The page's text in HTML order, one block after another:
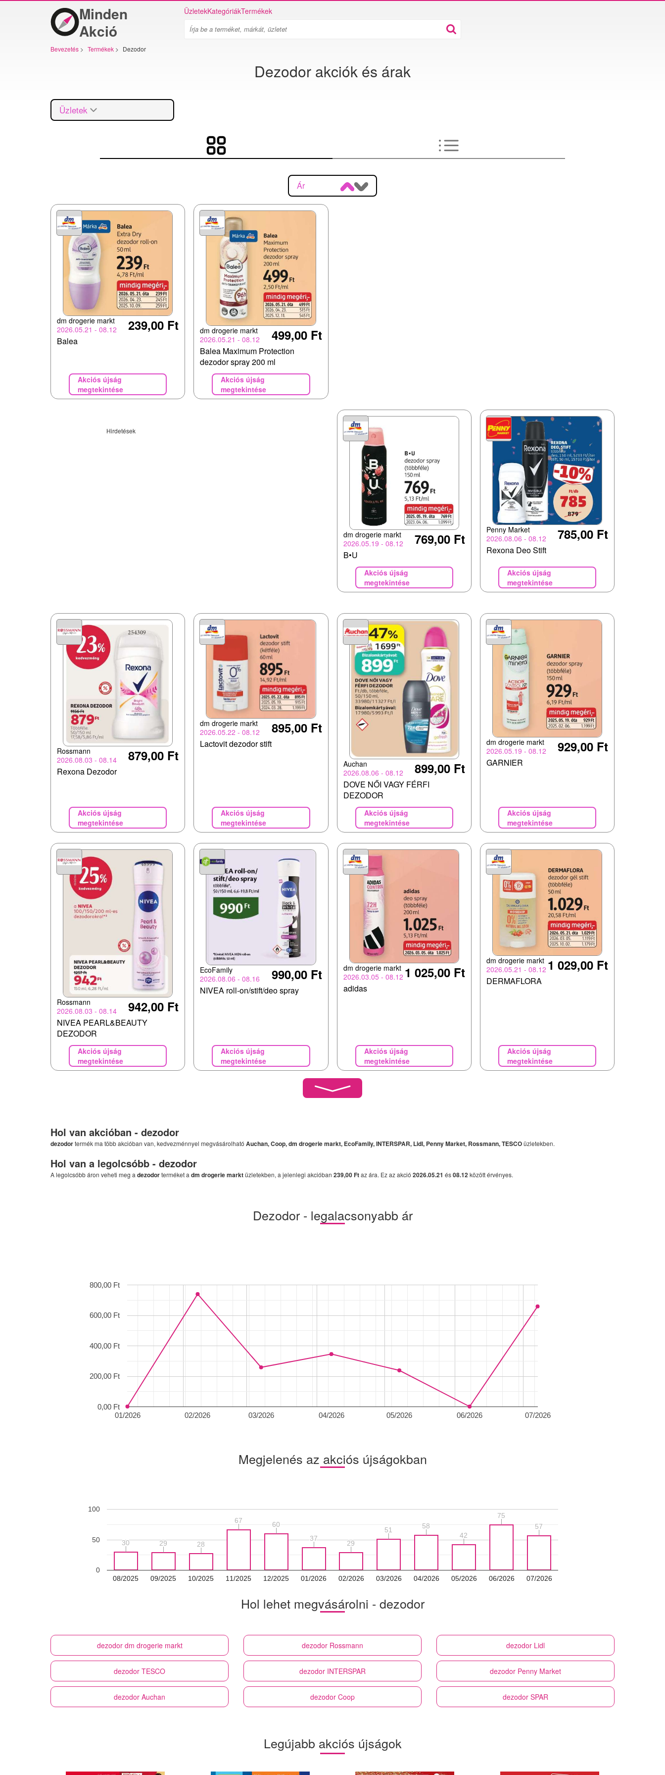
Minden
Akció
ÜzletekKategóriákTermékek
Bevezetés > Termékek > Dezodor
Dezodor akciók és árak
Üzletek
Ár
dm drogerie markt
2026.05.21 - 08.12
239,00 Ft
Balea
Akciós újság
megtekintése
dm drogerie markt
2026.05.21 - 08.12
499,00 Ft
Balea Maximum Protection
dezodor spray 200 ml
Akciós újság
megtekintése
Hirdetések
dm drogerie markt
2026.05.19 - 08.12
769,00 Ft
B•U
Akciós újság
megtekintése
Penny Market
2026.08.06 - 08.12
785,00 Ft
Rexona Deo Stift
Akciós újság
megtekintése
Rossmann
2026.08.03 - 08.14
879,00 Ft
Rexona Dezodor
Akciós újság
megtekintése
dm drogerie markt
2026.05.22 - 08.12
895,00 Ft
Lactovit dezodor stift
Akciós újság
megtekintése
Auchan
2026.08.06 - 08.12
899,00 Ft
DOVE NŐI VAGY FÉRFI
DEZODOR
Akciós újság
megtekintése
dm drogerie markt
2026.05.19 - 08.12
929,00 Ft
GARNIER
Akciós újság
megtekintése
Rossmann
2026.08.03 - 08.14
942,00 Ft
NIVEA PEARL&BEAUTY
DEZODOR
Akciós újság
megtekintése
EcoFamily
2026.08.06 - 08.16
990,00 Ft
NIVEA roll-on/stift/deo spray
Akciós újság
megtekintése
dm drogerie markt
2026.03.05 - 08.12 1 025,00 Ft
adidas
Akciós újság
megtekintése
dm drogerie markt
2026.05.21 - 08.12 1 029,00 Ft
DERMAFLORA
Akciós újság
megtekintése
Hol van akcióban - dezodor
dezodortermék ma több akcióban van, kedvezménnyel megvásárolható Auchan, Coop, dm drogerie markt, EcoFamily, INTERSPAR, Lidl, Penny Market, Rossmann, TESCOüzletekben.
Hol van a legolcsóbb - dezodor
A legolcsóbb áron veheti meg a dezodorterméket a dm drogerie marktüzletekben, a jelenlegi akcióban 239,00 Ftaz ára. Ez az akció 2026.05.21 és08.12között érvényes.
Dezodor - legalacsonyabb ár
01/2026 02/2026 03/2026 04/2026 05/2026 06/2026 07/2026
0,00 Ft
200,00 Ft
400,00 Ft
600,00 Ft
800,00 Ft
Megjelenés az akciós újságokban
08/2025 09/2025 10/2025 11/2025 12/2025 01/2026 02/2026 03/2026 04/2026 05/2026 06/2026 07/2026
0
50
100
30
30 29
29 28
28
67
67 60
60
37
37
29
29
51
51 58
58
42
42
75
75
57
57
Hol lehet megvásárolni - dezodor
dezodor dm drogerie markt dezodor Rossmann dezodor Lidl
dezodor TESCO dezodor INTERSPAR dezodor Penny Market
dezodor Auchan dezodor Coop dezodor SPAR
Legújabb akciós újságok